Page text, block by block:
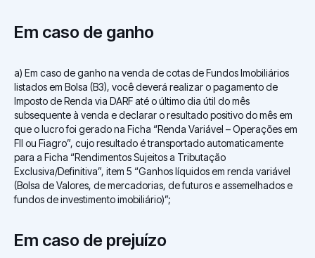
Em caso de ganho
a) Em caso de ganho na venda de cotas de Fundos Imobiliários
listados em Bolsa (B3), você deverá realizar o pagamento de
Imposto de Renda via DARF até o último dia útil do mês
subsequente à venda e declarar o resultado positivo do mês em
que o lucro foi gerado na Ficha “Renda Variável – Operações em
FII ou Fiagro”, cujo resultado é transportado automaticamente
para a Ficha “Rendimentos Sujeitos a Tributação
Exclusiva/Definitiva”, item 5 “Ganhos líquidos em renda variável
(Bolsa de Valores, de mercadorias, de futuros e assemelhados e
fundos de investimento imobiliário)”;
Em caso de prejuízo